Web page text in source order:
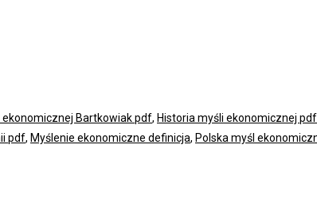
ekonomicznej Bartkowiak pdf, Historia myśli ekonomicznej pdf
pdf, Myślenie ekonomiczne definicja, Polska myśl